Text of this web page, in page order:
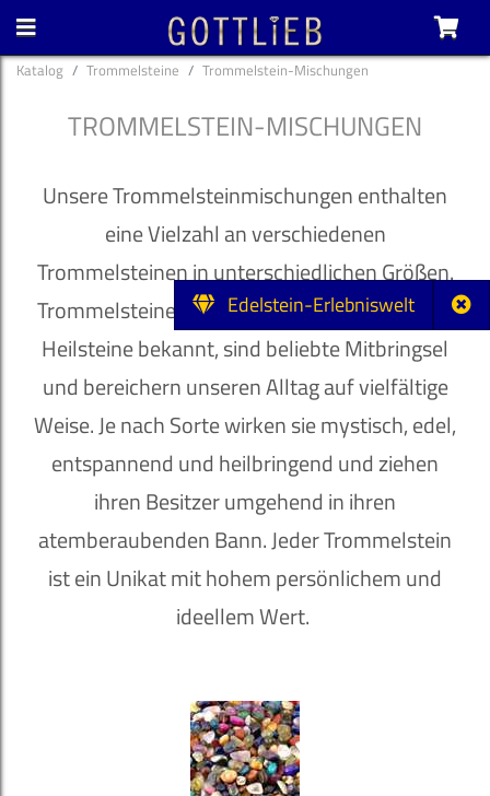
Edelstein-Erlebniswelt
Katalog Trommelsteine Trommelstein-Mischungen
TROMMELSTEIN-MISCHUNGEN
Unsere Trommelsteinmischungen enthalten
eine Vielzahl an verschiedenen
Trommelsteinen in unterschiedlichen Größen.
Trommelsteine, auch als Schmucksteine oder
Heilsteine bekannt, sind beliebte Mitbringsel
und bereichern unseren Alltag auf vielfältige
Weise. Je nach Sorte wirken sie mystisch, edel,
entspannend und heilbringend und ziehen
ihren Besitzer umgehend in ihren
atemberaubenden Bann. Jeder Trommelstein
ist ein Unikat mit hohem persönlichem und
ideellem Wert.